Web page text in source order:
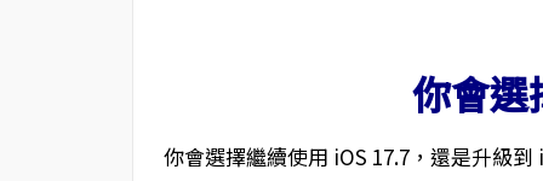
你會選
你會選擇繼續使用 iOS 17.7，還是升級